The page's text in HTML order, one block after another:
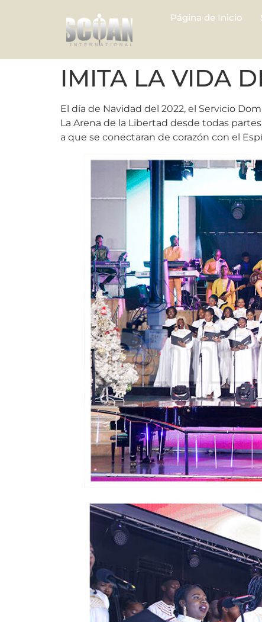
Página de Inicio
IMITA LA VIDA
El día de Navidad del 2022, el Servicio
La Arena de la Libertad desde todas
a que se conectaran de corazón con el